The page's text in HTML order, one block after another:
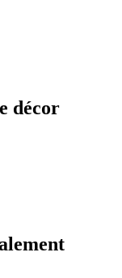
décor